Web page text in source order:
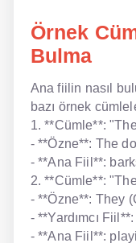
Örnek
Bulma
Ana fiilin nasıl
bazı örnek
1. **Cümle**:
- **Özne**: The
- **Ana Fiil**:
2. **Cümle**:
- **Özne**: They
- **Yardımcı
- **Ana Fiil**: